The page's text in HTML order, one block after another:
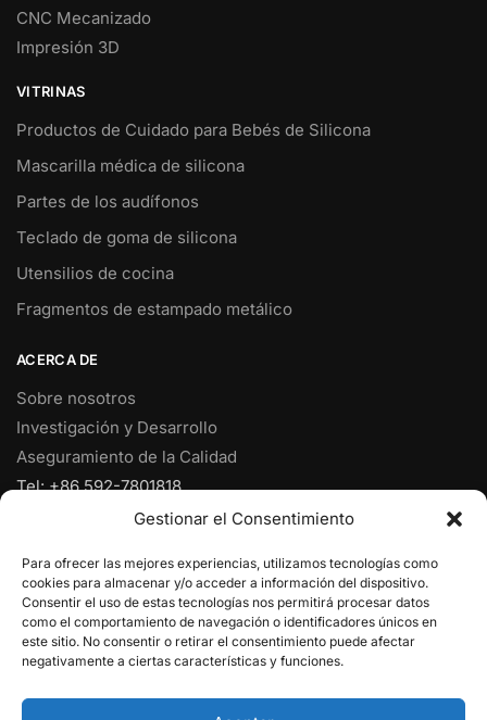
Gestionar el Consentimiento
Para ofrecer las mejores experiencias, utilizamos tecnologías como
cookies para almacenar y/o acceder a información del dispositivo.
Consentir el uso de estas tecnologías nos permitirá procesar datos
como el comportamiento de navegación o identificadores únicos en
este sitio. No consentir o retirar el consentimiento puede afectar
negativamente a ciertas características y funciones.
CNC Mecanizado
Impresión 3D
VITRINAS
Productos de Cuidado para Bebés de Silicona
Mascarilla médica de silicona
Partes de los audífonos
Teclado de goma de silicona
Utensilios de cocina
Fragmentos de estampado metálico
ACERCA DE
Sobre nosotros
Investigación y Desarrollo
Aseguramiento de la Calidad
Tel: +86 592-7801818
Fax: +86 592-7828920
Correo electrónico:ventas@yjcpolymer.com
Dirección: NO.28 RD Xiangyue, Xiang'An, Xiamen, Fujian,
361102, China
© 2025 Xiamen YJC Polymer Limited